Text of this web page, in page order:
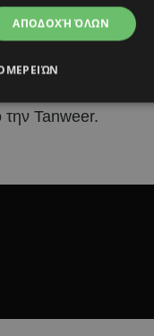
αναλάβει ο Μίνως
την Tanweer.
ΑΠΟΔΟΧΉ ΌΛΩΝ